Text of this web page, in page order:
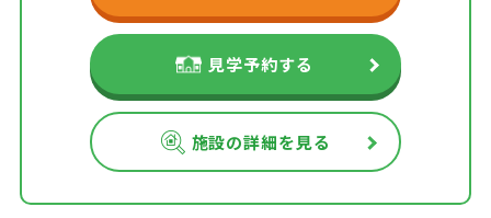
見学予約する
施設の詳細を見る